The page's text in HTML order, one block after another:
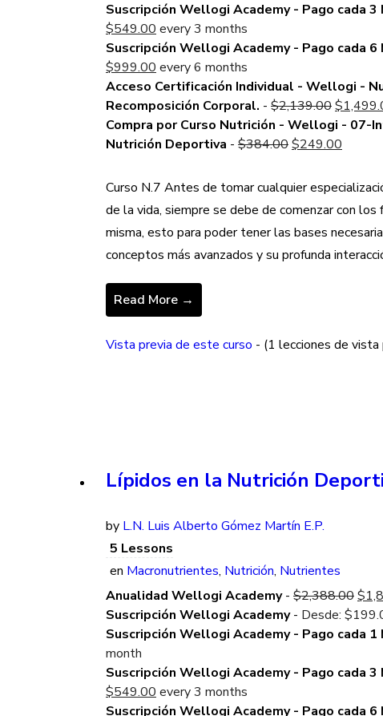
Suscripción Wellogi Academy - Pago cada 3
$549.00 Current
price
is:
$549.00.
every 3 months
Suscripción Wellogi Academy - Pago cada 6
$999.00 Current
price
is:
$999.00.
every 6 months
Acceso Certificación Individual - Wellogi -
Recomposición Corporal. - $2,139.00Original
price
was:
$
Compra por Curso Nutrición - Wellogi - 07-
Nutrición Deportiva - $384.00Original
was:
$249.00
is:
Curso N.7 Antes de tomar cualquier
de la vida, siempre se debe de comenzar con los
misma, esto para poder tener las bases
conceptos más avanzados y su profunda
Read More →
Vista previa de este curso - (1 lecciones de vista
Lípidos en la Nutrición
by L.N. Luis Alberto Gómez Martín E.P.
5 Lessons
en Macronutrientes, Nutrición, Nutrientes
Anualidad Wellogi Academy- $2,388.00
price
was:
$
Suscripción Wellogi Academy- Desde: $
Suscripción Wellogi Academy - Pago cada 1
month
Suscripción Wellogi Academy - Pago cada 3
$549.00 Current
price
every 3 months
Suscripción Wellogi Academy - Pago cada 6